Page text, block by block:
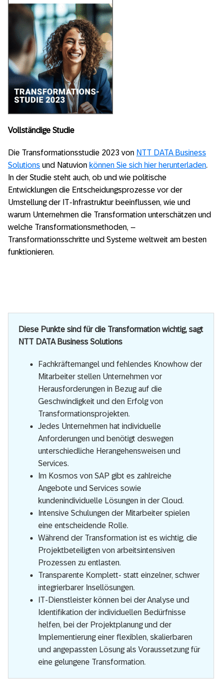
Vollständige Studie
Die Transformationsstudie 2023 von NTT DATA Business
Solutions und Natuvion können Sie sich hier herunterladen.
In der Studie steht auch, ob und wie politische
Entwicklungen die Entscheidungsprozesse vor der
Umstellung der IT-Infrastruktur beeinflussen, wie und
warum Unternehmen die Transformation unterschätzen und
welche Transformationsmethoden, –
Transformationsschritte und Systeme weltweit am besten
funktionieren.
Diese Punkte sind für die Transformation wichtig, sagt
NTT DATA Business Solutions
Fachkräftemangel und fehlendes Knowhow der
Mitarbeiter stellen Unternehmen vor
Herausforderungen in Bezug auf die
Geschwindigkeit und den Erfolg von
Transformationsprojekten.
Jedes Unternehmen hat individuelle
Anforderungen und benötigt deswegen
unterschiedliche Herangehensweisen und
Services.
Im Kosmos von SAP gibt es zahlreiche
Angebote und Services sowie
kundenindividuelle Lösungen in der Cloud.
Intensive Schulungen der Mitarbeiter spielen
eine entscheidende Rolle.
Während der Transformation ist es wichtig, die
Projektbeteiligten von arbeitsintensiven
Prozessen zu entlasten.
Transparente Komplett- statt einzelner, schwer
integrierbarer Insellösungen.
IT-Dienstleister können bei der Analyse und
Identifikation der individuellen Bedürfnisse
helfen, bei der Projektplanung und der
Implementierung einer flexiblen, skalierbaren
und angepassten Lösung als Voraussetzung für
eine gelungene Transformation.